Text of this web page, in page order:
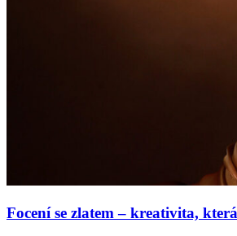
Focení se zlatem – kreativita,